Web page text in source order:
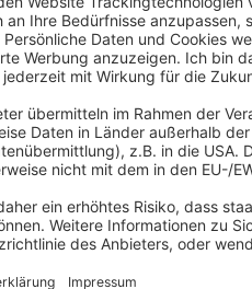
sehr schwer, was sie für
Technologien wie Lithium-
Energiemenge benötigen.
muss regelmäßig der
Zeit Energie, auch wenn sie
Pflege und der Nutzung ab. Zu
Modellen sowie
des Akkumulators
eine Lebensdauer von bis zu